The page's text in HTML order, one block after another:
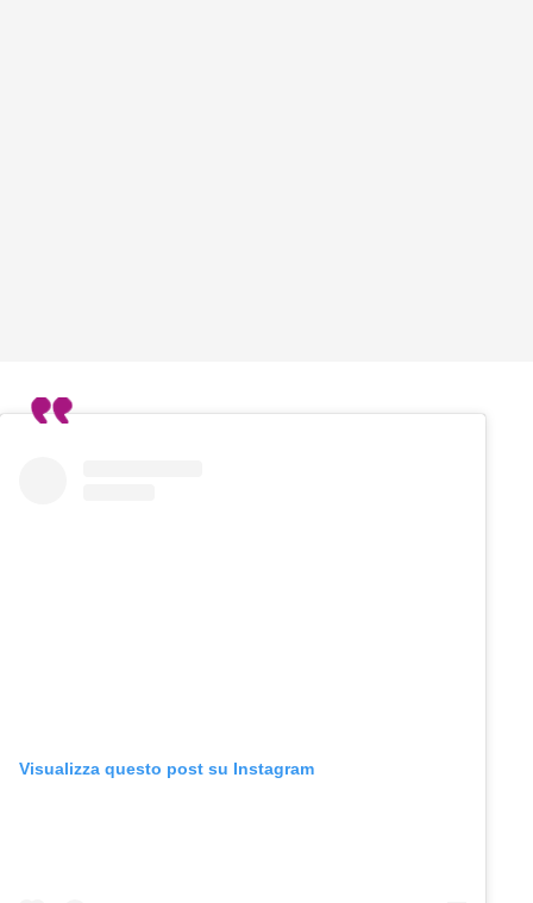
Visualizza questo post su Instagram